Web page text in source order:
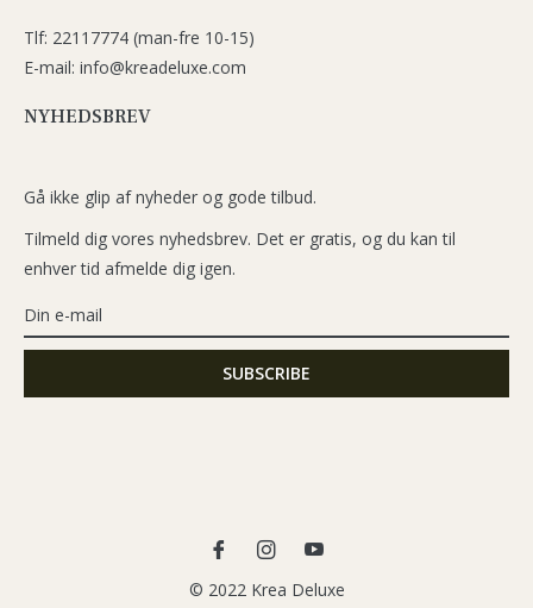
Tlf: 22117774 (man-fre 10-15)
E-mail: info@kreadeluxe.com
NYHEDSBREV
Gå ikke glip af nyheder og gode tilbud.
Tilmeld dig vores nyhedsbrev. Det er gratis, og du kan til
enhver tid afmelde dig igen.
Ins
You
© 2022 Krea Deluxe